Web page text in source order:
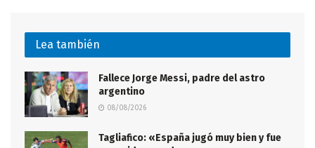
Lea también
Fallece Jorge Messi, padre del astro
argentino
08/08/2026
Tagliafico: «España jugó muy bien y fue